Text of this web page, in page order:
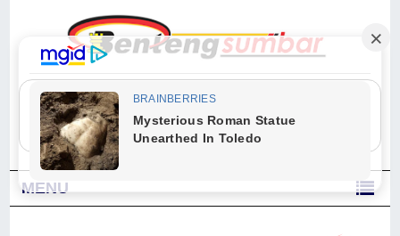
"Sesungguhnya Allah dan para malaikat-Nya berselawat untuk Nabi.
Wahai orang-orang yang beriman, berselawatlah kamu untuk Nabi dan
ucapkanlah salam dengan penuh penghormatan kepadanya." (Qs. Al
Ahzab Ayat 56)
MENU